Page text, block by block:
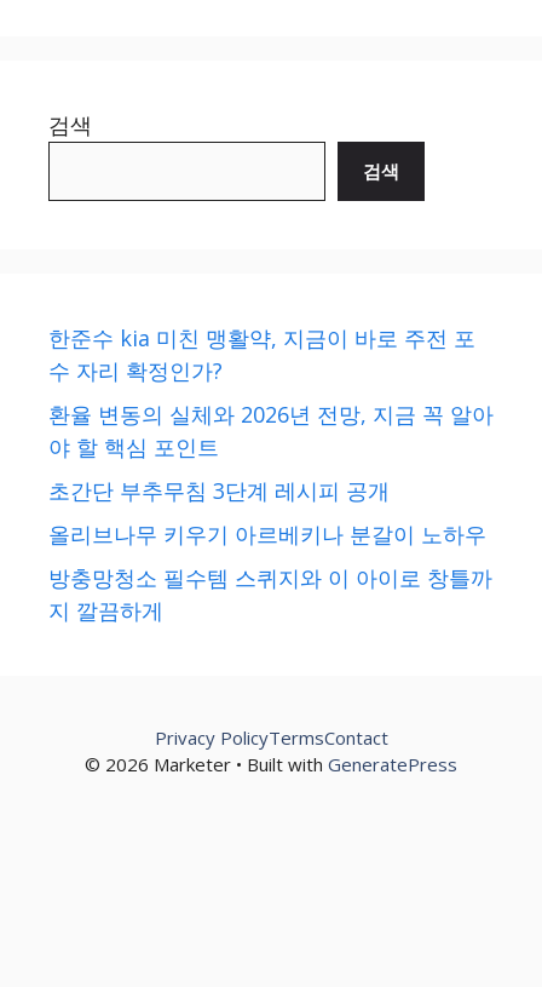
검색
검색
한준수 kia 미친 맹활약, 지금이 바로 주전 포
수 자리 확정인가?
환율 변동의 실체와 2026년 전망, 지금 꼭 알아
야 할 핵심 포인트
초간단 부추무침 3단계 레시피 공개
올리브나무 키우기 아르베키나 분갈이 노하우
방충망청소 필수템 스퀴지와 이 아이로 창틀까
지 깔끔하게
© 2026 Marketer • Built with GeneratePress
Privacy PolicyTermsContact